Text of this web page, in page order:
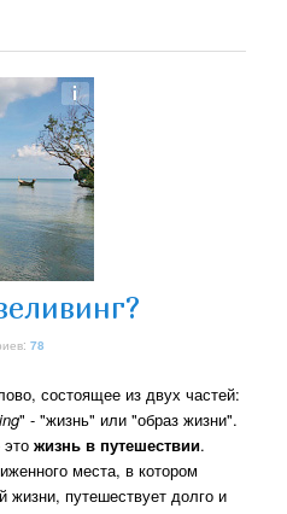
78
состоящее из двух частей:
" - "жизнь" или "образ жизни".
этожизнь в путешествии.
места, в котором
путешествует долго и